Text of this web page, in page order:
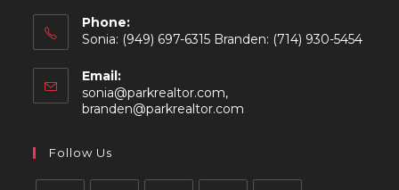
Phone:
Sonia: (949) 697-6315 Branden: (714) 930-5454
Email:
sonia@parkrealtor.com,
branden@parkrealtor.com
Follow Us